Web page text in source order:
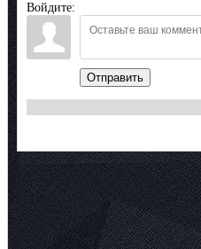
Войдите:
Отправить